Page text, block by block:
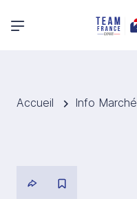
Menu principal
Accueil Info Marché